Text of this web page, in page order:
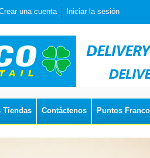
una cuenta Iniciar la sesión
Tiendas Contáctenos Puntos Franco